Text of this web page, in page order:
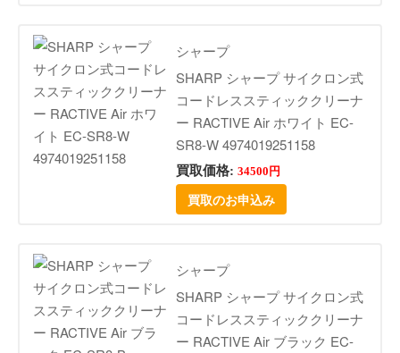
シャープ
SHARP シャープ サイクロン式
コードレススティッククリーナ
ー RACTIVE Air ホワイト EC-
SR8-W 4974019251158
買取価格: 34500円
買取のお申込み
シャープ
SHARP シャープ サイクロン式
コードレススティッククリーナ
ー RACTIVE Air ブラック EC-